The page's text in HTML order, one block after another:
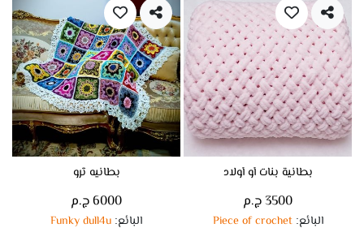
بطانية بنات أو أولاد
3500 ج.م
البائع:
Piece of crochet
بطانيه ثرو
6000 ج.م
البائع:
Funky dull4u